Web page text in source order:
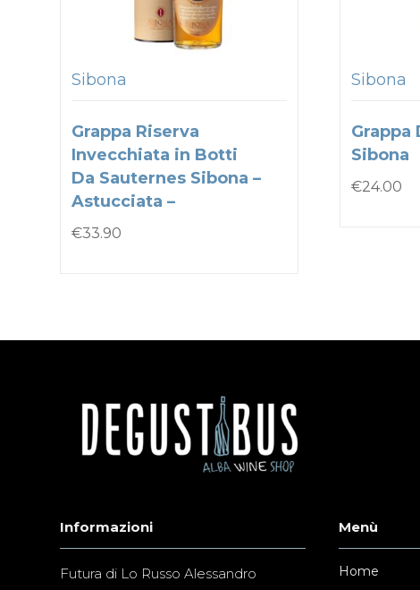
Sibona
Grappa Riserva
Invecchiata in Botti
Da Sauternes Sibona –
Astucciata –
€33.90
Sibona
Grappa
Sibona
€24.00
Informazioni
Futura di Lo Russo Alessandro
Menù
Home